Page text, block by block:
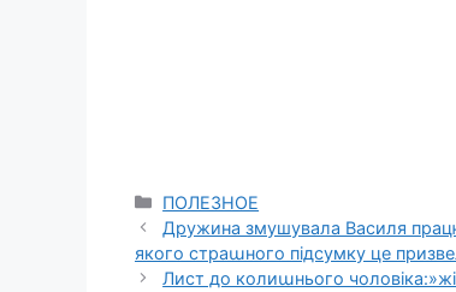
Categories
ПОЛЕЗНОЕ
Дружина змушувала Василя
якого страաного підсумку це
Лист до колиաнього